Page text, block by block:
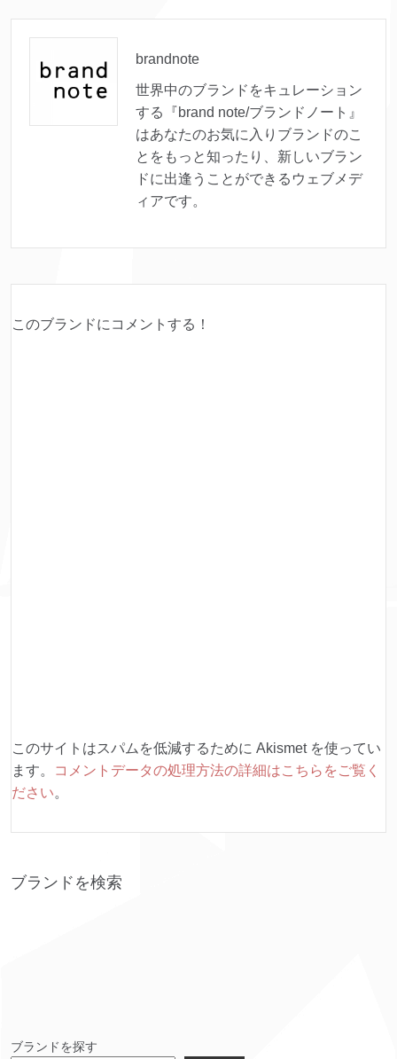
brandnote
世界中のブランドをキュレーション
する『brand note/ブランドノート』
はあなたのお気に入りブランドのこ
とをもっと知ったり、新しいブラン
ドに出逢うことができるウェブメデ
ィアです。
このブランドにコメントする！
このサイトはスパムを低減するために Akismet を使ってい
ます。
コメントデータの処理方法の詳細はこちらをご覧く
ださい。
ブランドを検索
ブランドを探す